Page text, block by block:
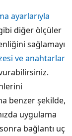
ayarlarıyla
diğer ölçüler
sağlamayı
ve anahtarlar
benzer şekilde,
uygulama
bağlantı uç